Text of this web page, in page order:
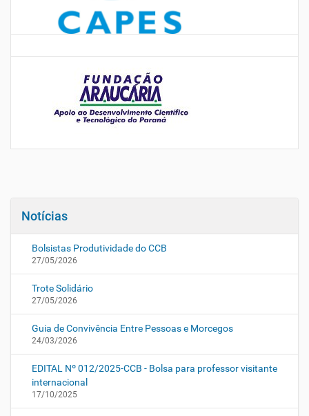
Notícias
Bolsistas Produtividade do CCB
27/05/2026
Trote Solidário
27/05/2026
Guia de Convivência Entre Pessoas e Morcegos
24/03/2026
EDITAL Nº 012/2025-CCB - Bolsa para professor visitante
internacional
17/10/2025